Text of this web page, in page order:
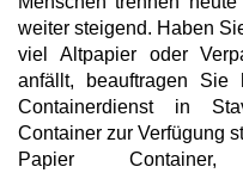
weiter steigend. Haben
viel Altpapier oder
anfällt, beauftragen
Containerdienst in
Container zur Verfügung
Papier Container,